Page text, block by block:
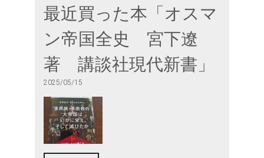
最近買った本「オスマ
ン帝国全史 宮下遼
著 講談社現代新書」
2025/05/15